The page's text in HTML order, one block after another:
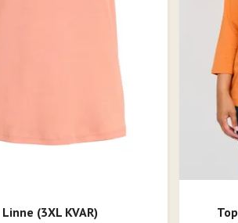
Linne (3XL KVAR)